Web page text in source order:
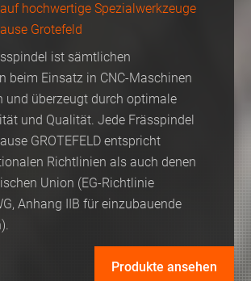
hochwertige Spezialwerkzeuge
Grotefeld
ist sämtlichen
beim Einsatz in CNC-Maschinen
und überzeugt durch optimale
und Qualität. Jede Frässpindel
GROTEFELD entspricht
Richtlinien als auch denen
Union (EG-Richtlinie
Anhang IIB für einzubauende
Produkte ansehen